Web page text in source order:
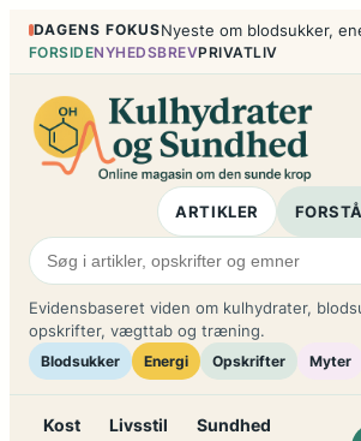
Spring
indhold
DAGENS FOKUS
FORSIDENYHEDSBREVPRIVATLIV
ARTIKLER
Evidensbaseret viden om kulhydrater,
opskrifter, vægttab og træning.
Blodsukker Energi Opskrifter Myter
Kost Livsstil Sundhed